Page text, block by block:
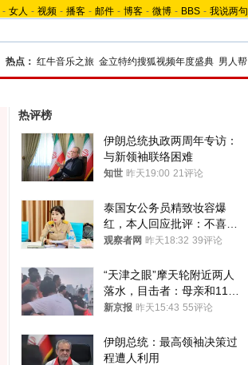
- 女人 - 视频 - 播客 - 邮件 - 博客 - 微博 - BBS - 我说两句
热点： 红牛音乐之旅 金立特约搜狐视频年度盛典 男人帮
热评榜
伊朗总统执政两周年专访：
与新领袖联络困难
知世 昨天19:00 21评论
泰国女公务员精致妆容爆
红，本人回应批评：不喜欢
就别看
观察者网 昨天18:32 39评论
“天津之眼”摩天轮附近两人
落水，目击者：母亲和11岁
儿子先后被打捞上岸
新京报 昨天15:43 55评论
伊朗总统：最高领袖决策过
程遭人利用